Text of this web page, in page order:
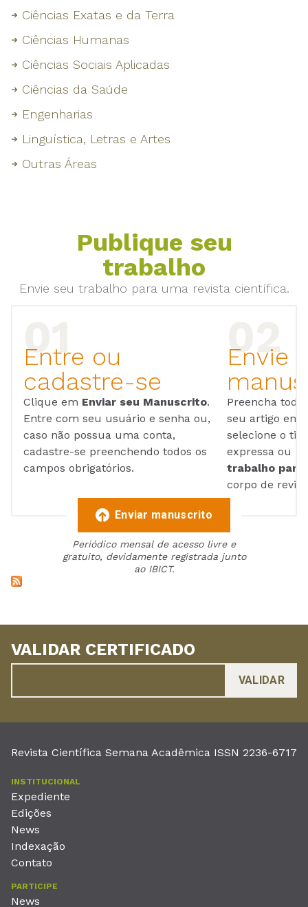
Ciências Exatas e da Terra
Ciências Humanas
Ciências Sociais Aplicadas
Ciências da Saúde
Engenharias
Linguística, Letras e Artes
Outras Áreas
Publique seu
trabalho
Envie seu trabalho para uma revista científica.
Entre ou
cadastre-se
Clique em Enviar seu Manuscrito.
Entre com seu usuário e senha ou,
caso não possua uma conta,
cadastre-se preenchendo todos os
campos obrigatórios.
Envie
Preencha
seu artigo em
selecione o
expressa ou
trabalho para
corpo de
Enviar manuscrito
Periódico mensal de acesso livre e
gratuito, devidamente registrada junto
ao IBICT.
VALIDAR CERTIFICADO
Revista Científica Semana Acadêmica ISSN 2236-6717
INSTITUCIONAL
Expediente
Edições
News
Indexação
Contato
PARTICIPE
News